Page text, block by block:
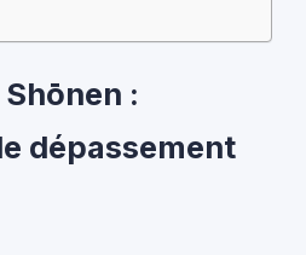
:
dépassement